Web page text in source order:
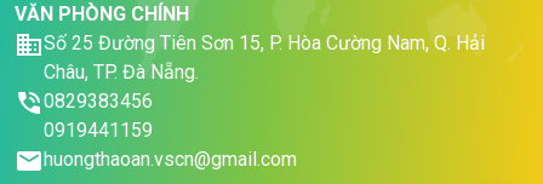
VĂN PHÒNG CHÍNH
Số 25 Đường Tiên Sơn 15, P. Hòa Cường Nam, Q. Hải
Châu, TP. Đà Nẵng.
0829383456
0919441159
huongthaoan.vscn@gmail.com